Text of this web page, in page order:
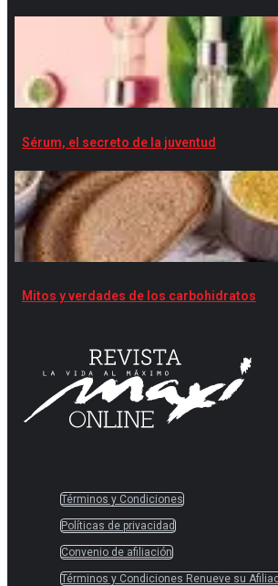
Sérum, el secreto de la juventud
Mitos y verdades de los carbohidratos
Términos y Condiciones
Políticas de privacidad
Convenio de afiliación
Términos y Condiciones Renueve su